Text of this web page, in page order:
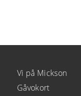
Vi på Mickson
Gåvokort